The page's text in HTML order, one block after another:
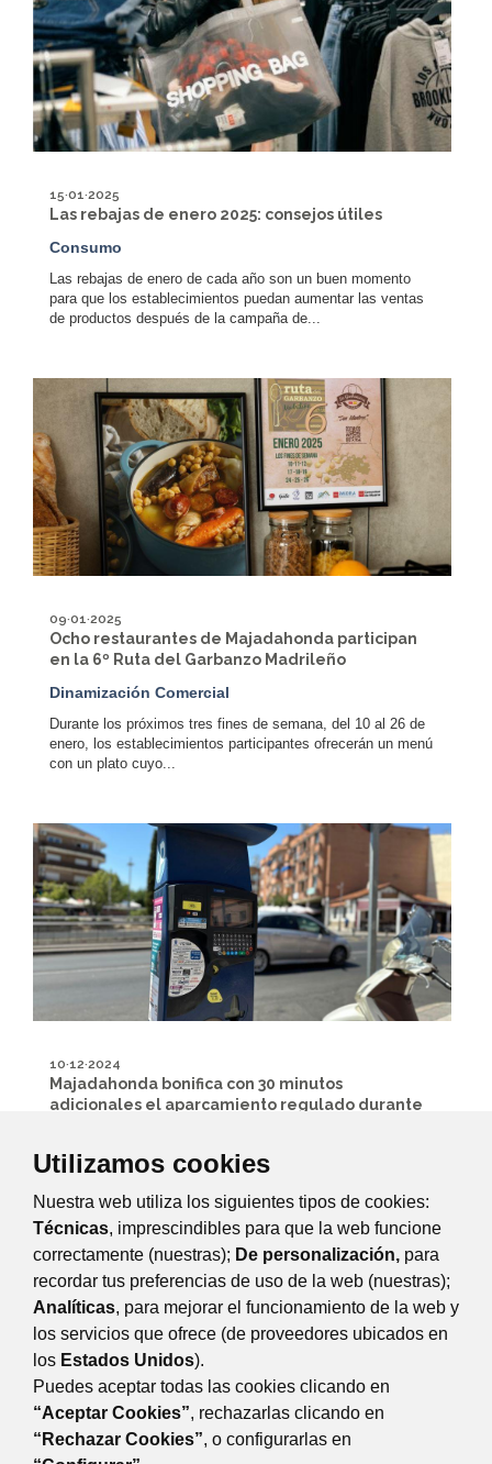
Utilizamos cookies
Nuestra web utiliza los siguientes tipos de cookies:
Técnicas, imprescindibles para que la web funcione
correctamente (nuestras); De personalización, para
recordar tus preferencias de uso de la web (nuestras);
Analíticas, para mejorar el funcionamiento de la web y
los servicios que ofrece (de proveedores ubicados en
los Estados Unidos).
Puedes aceptar todas las cookies clicando en
“Aceptar Cookies”, rechazarlas clicando en
“Rechazar Cookies”, o configurarlas en
15·01·2025
Las rebajas de enero 2025: consejos útiles
Consumo
Las rebajas de enero de cada año son un buen momento
para que los establecimientos puedan aumentar las ventas
de productos después de la campaña de...
09·01·2025
Ocho restaurantes de Majadahonda participan
en la 6º Ruta del Garbanzo Madrileño
Dinamización Comercial
Durante los próximos tres fines de semana, del 10 al 26 de
enero, los establecimientos participantes ofrecerán un menú
con un plato cuyo...
10·12·2024
Majadahonda bonifica con 30 minutos
adicionales el aparcamiento regulado durante
Dinamización Comercial
Movilidad y Transporte
11 de enero del 2025. El Ayuntamiento de Majadahonda
bonificará de manera automática...
Página 10 de 30
Anterior
Siguiente